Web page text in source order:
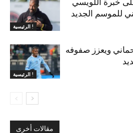
الرئيسية !
للموسم الجديد
الرئيسية !
ويعزز صفوفه
مقالات أخرى